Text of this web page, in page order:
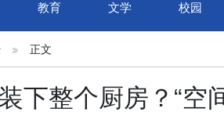
教育 文学 校园
正文
下整个厨房？“空